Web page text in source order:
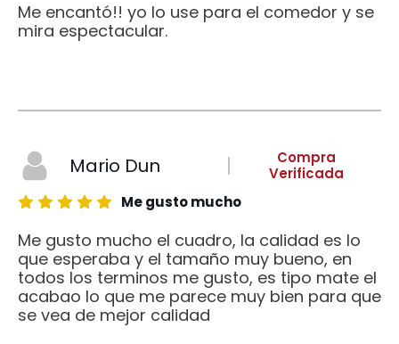
Me encantó!! yo lo use para el comedor y se
mira espectacular.
Mario Dun
Compra
Verificada
Me gusto mucho
Me gusto mucho el cuadro, la calidad es lo
que esperaba y el tamaño muy bueno, en
todos los terminos me gusto, es tipo mate el
acabao lo que me parece muy bien para que
se vea de mejor calidad